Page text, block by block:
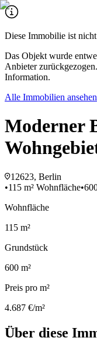
Diese Immobilie ist
Das Objekt wurde
Anbieter
Information.
Alle Immobilien ansehen
Moderner
12623, Berlin
•115 m² Wohnfläche•
Wohnfläche
115 m²
Grundstück
600 m²
Preis pro m²
4.687 €/m²
Über diese